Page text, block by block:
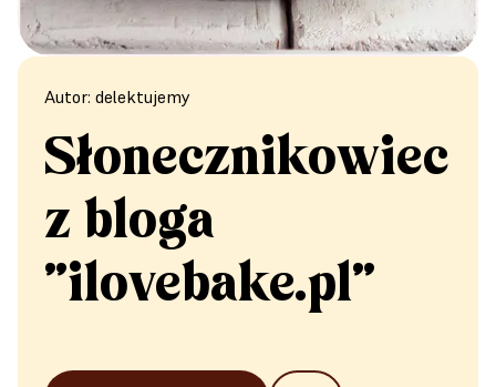
Autor: delektujemy
Słonecznikowiec
z bloga
"ilovebake.pl"